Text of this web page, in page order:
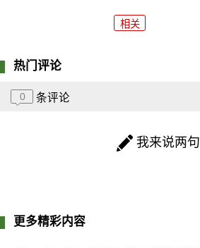
相关
热门评论
0 条评论
我来说两句
更多精彩内容